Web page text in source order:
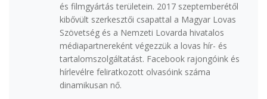
és filmgyártás területein. 2017 szeptemberétől
kibővült szerkesztői csapattal a Magyar Lovas
Szövetség és a Nemzeti Lovarda hivatalos
médiapartnereként végezzük a lovas hír- és
tartalomszolgáltatást. Facebook rajongóink és
hírlevélre feliratkozott olvasóink száma
dinamikusan nő.